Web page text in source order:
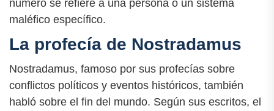
número se refiere a una persona o un sistema
maléfico específico.
La profecía de Nostradamus
Nostradamus, famoso por sus profecías sobre
conflictos políticos y eventos históricos, también
habló sobre el fin del mundo. Según sus escritos, el